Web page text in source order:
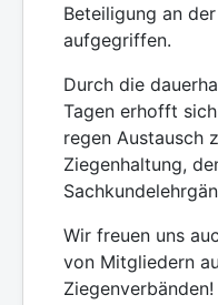
Beteiligung an
aufgegriffen.
Durch die
Tagen erhofft
regen Austausch
Ziegenhaltung,
Wir freuen uns
von Mitgliedern
Ziegenverbänden!